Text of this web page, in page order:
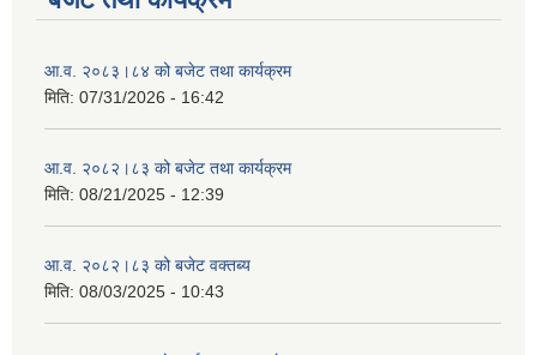
आ.व. २०८३।८४ को बजेट तथा कार्यक्रम
मिति: 07/31/2026 - 16:42
आ.व. २०८२।८३ को बजेट तथा कार्यक्रम
मिति: 08/21/2025 - 12:39
आ.व. २०८२।८३ को बजेट वक्तब्य
मिति: 08/03/2025 - 10:43